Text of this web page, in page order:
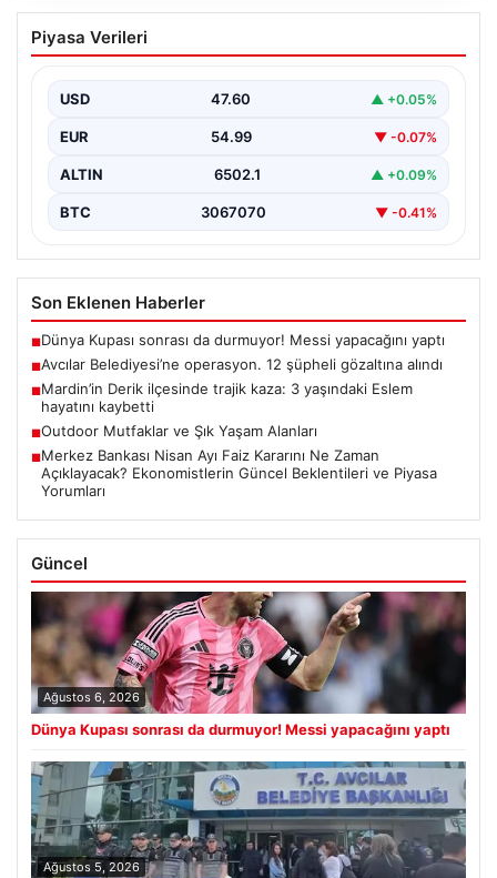
Avcılar Belediyesi’ne operasyon. 12
şüpheli gözaltına alındı
Piyasa Verileri
USD 47.60 ▲ +0.05%
EUR 54.99 ▼ -0.07%
ALTIN 6502.1 ▲ +0.09%
BTC 3067070 ▼ -0.41%
Son Eklenen Haberler
■Dünya Kupası sonrası da durmuyor! Messi yapacağını yaptı
■Avcılar Belediyesi’ne operasyon. 12 şüpheli gözaltına alındı
■Mardin’in Derik ilçesinde trajik kaza: 3 yaşındaki Eslem
hayatını kaybetti
■Outdoor Mutfaklar ve Şık Yaşam Alanları
■Merkez Bankası Nisan Ayı Faiz Kararını Ne Zaman
Açıklayacak? Ekonomistlerin Güncel Beklentileri ve Piyasa
Yorumları
Güncel
Ağustos 6, 2026
Dünya Kupası sonrası da durmuyor! Messi yapacağını yaptı
Ağustos 5, 2026